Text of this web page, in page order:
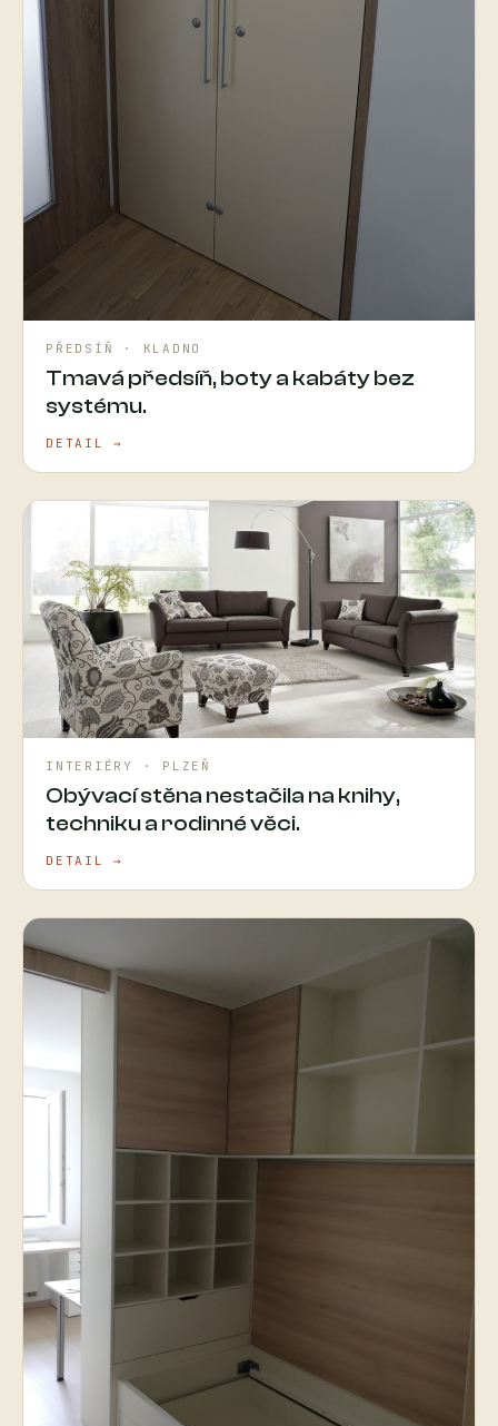
PŘEDSÍŇ · KLADNO
Tmavá předsíň, boty a kabáty bez
systému.
DETAIL →
INTERIÉRY · PLZEŇ
Obývací stěna nestačila na knihy,
techniku a rodinné věci.
DETAIL →